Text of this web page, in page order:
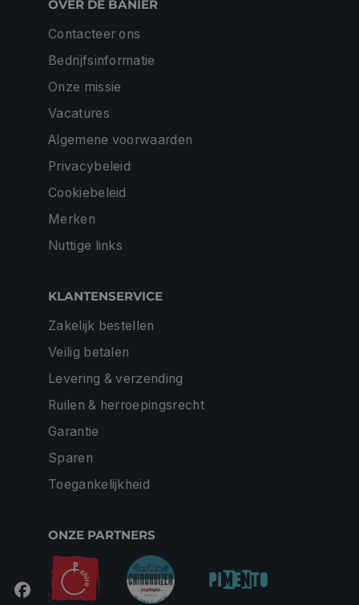
OVER DE BANIER
Contacteer ons
Bedrijfsinformatie
Onze missie
Vacatures
Algemene voorwaarden
Privacybeleid
Cookiebeleid
Merken
Nuttige links
KLANTENSERVICE
Zakelijk bestellen
Veilig betalen
Levering & verzending
Ruilen & herroepingsrecht
Garantie
Sparen
Toegankelijkheid
ONZE PARTNERS